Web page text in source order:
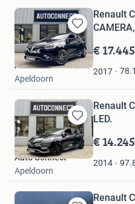
Bewaren
in
Mijn
Favorieten
Renault
€
2017
Auto Connect
Apeldoorn
Bewaren
in
Mijn
Favorieten
Renault
LED.
€
2014
Auto Connect
Apeldoorn
Renault